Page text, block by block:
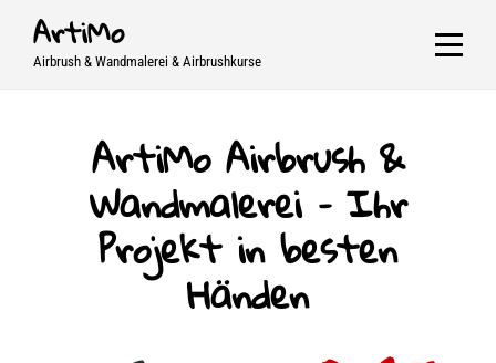
SkipArtiMo
Airbrush & Wandmalerei & Airbrushkurse
ArtiMo Airbrush &
Wandmalerei – Ihr
Projekt in besten
Händen